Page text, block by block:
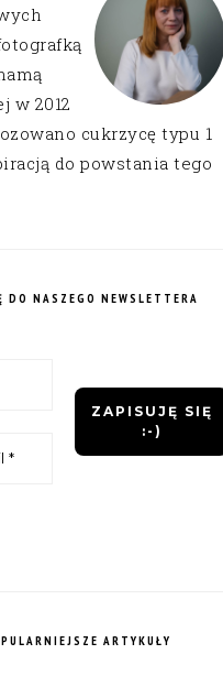
w 2012
cukrzycę typu 1
do powstania tego
DO NASZEGO NEWSLETTERA
ARTYKUŁY